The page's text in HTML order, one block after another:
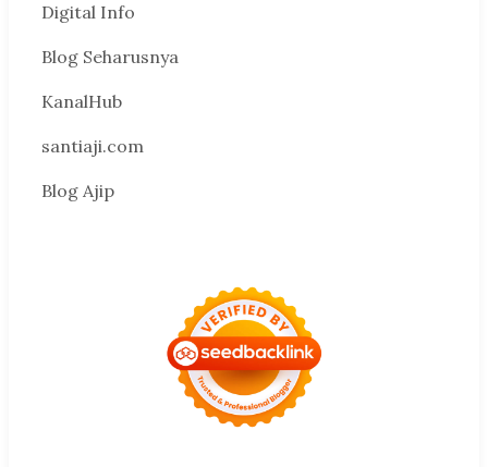
Digital Info
Blog Seharusnya
KanalHub
santiaji.com
Blog Ajip